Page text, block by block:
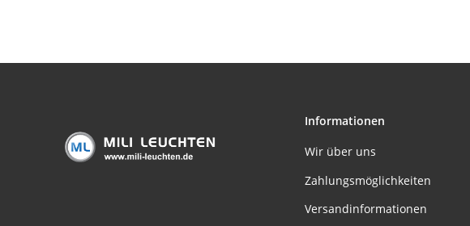
Informationen
Wir über uns
Zahlungsmöglichkeiten
Versandinformationen